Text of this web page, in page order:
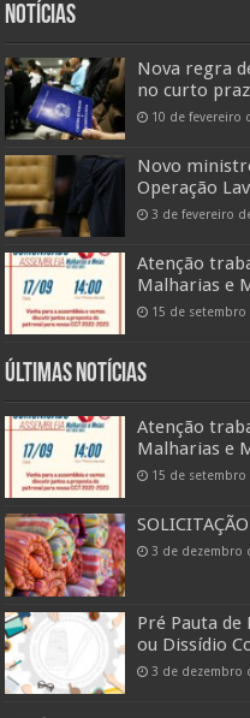
Notícias
Nova regra
no curto
10 de fevereiro
Novo
Operação
3 de fevereiro
Atenção
Malharias e
15 de setembro
Últimas Notícias
Atenção
Malharias e
15 de setembro
3 de dezembro
Pré Pauta de
ou Dissídio
3 de dezembro